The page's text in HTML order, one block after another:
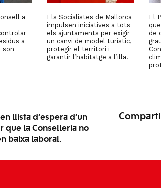
a
a
son
Els Socialistes de Mallorca
impulsen iniciatives a tots
els ajuntaments per exigir
un canvi de model turístic,
protegir el territori i
garantir l’habitatge a l’illa.
El
de
llista d’espera d’un
que la Conselleria no
baixa laboral.